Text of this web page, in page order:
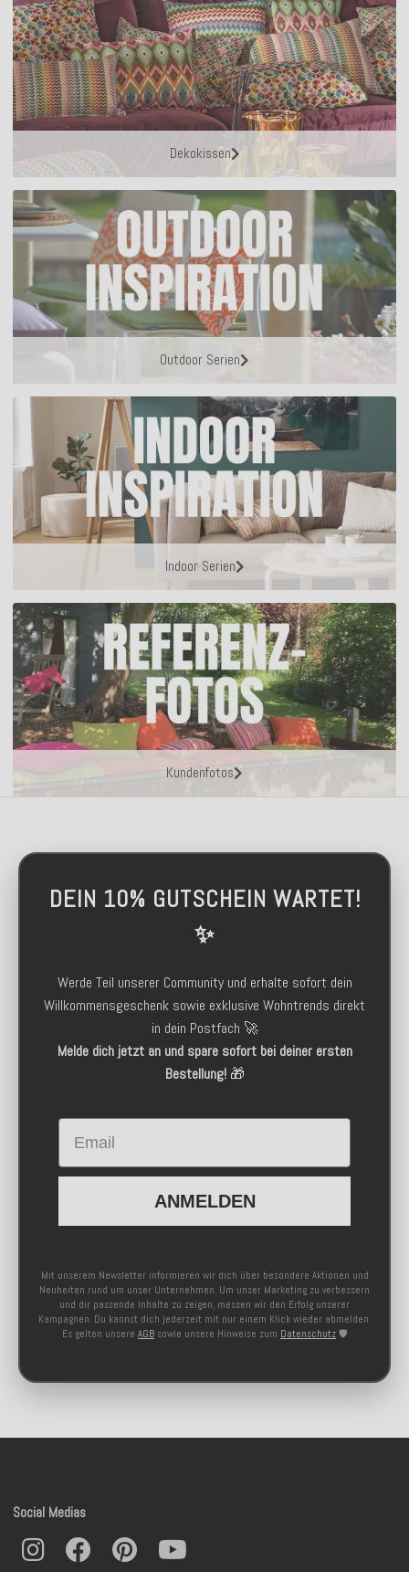
Dekokissen
Outdoor Serien
Indoor Serien
Kundenfotos
DEIN 10% GUTSCHEIN WARTET!
✨
Werde Teil unserer Community und erhalte sofort dein
Willkommensgeschenk sowie exklusive Wohntrends direkt
in dein Postfach 🚀
Melde dich jetzt an und spare sofort bei deiner ersten
Bestellung!🎁
Email
ANMELDEN
Mit unserem Newsletter informieren wir dich über besondere Aktionen und
Neuheiten rund um unser Unternehmen. Um unser Marketing zu verbessern
und dir passende Inhalte zu zeigen, messen wir den Erfolg unserer
Kampagnen. Du kannst dich jederzeit mit nur einem Klick wieder abmelden.
Es gelten unsere AGB sowie unsere Hinweise zum Datenschutz 🛡️
Social Medias